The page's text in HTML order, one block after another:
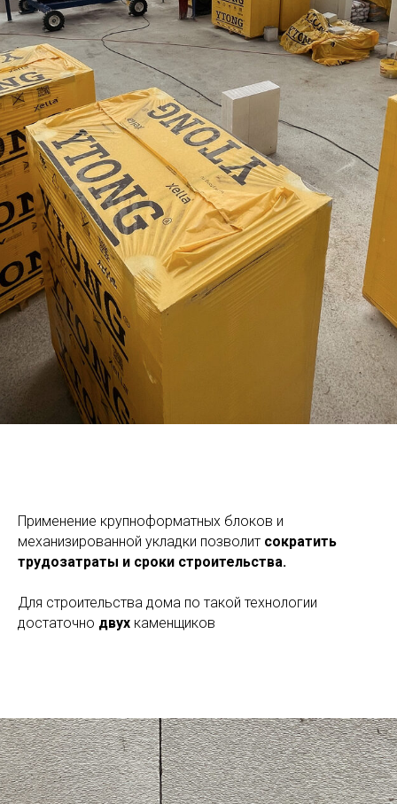
Применение крупноформатных блоков и
механизированной укладки позволит сократить
трудозатраты и сроки строительства.
Для строительства дома по такой технологии
достаточно двух каменщиков